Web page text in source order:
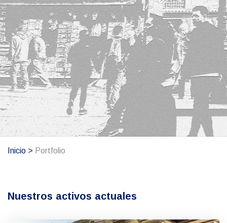
Inicio > Portfolio
Nuestros activos actuales